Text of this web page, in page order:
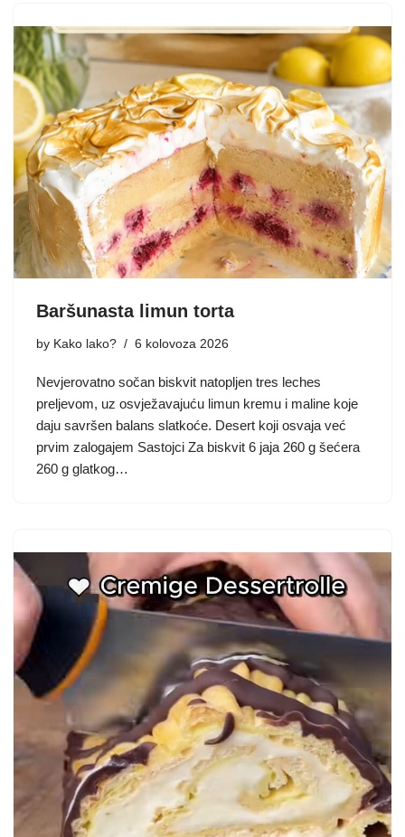
Baršunasta limun torta
by Kako lako? 6 kolovoza 2026
Nevjerovatno sočan biskvit natopljen tres leches
preljevom, uz osvježavajuću limun kremu i maline koje
daju savršen balans slatkoće. Desert koji osvaja već
prvim zalogajem Sastojci Za biskvit 6 jaja 260 g šećera
260 g glatkog…